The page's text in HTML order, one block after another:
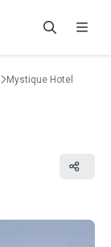
Mystique Hotel